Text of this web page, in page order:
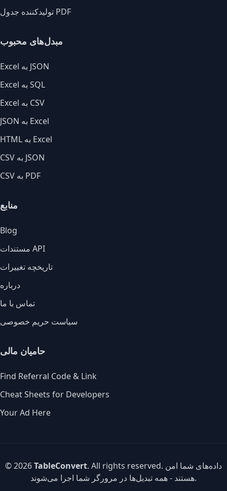
تولیدکننده جدول PDF
مبدل‌های محبوب
Excel به JSON
Excel به SQL
Excel به CSV
JSON به Excel
HTML به Excel
CSV به JSON
CSV به PDF
منابع
Blog
مستندات API
تاریخچه تغییرات
درباره
تماس با ما
سیاست حریم خصوصی
حامیان مالی
Find Referral Code & Link
Cheat Sheets for Developers
Your Ad Here
© 2026TableConvert. All rights reserved. داده‌های شما امن
هستند - همه تبدیل‌ها در مرورگر شما اجرا می‌شوند.